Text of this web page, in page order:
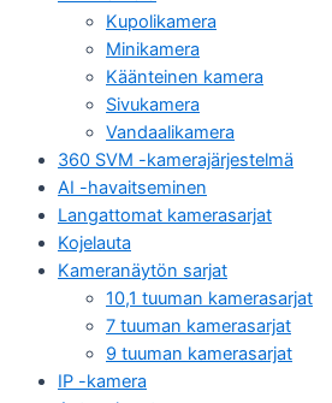
Kupolikamera
Minikamera
Käänteinen kamera
Sivukamera
Vandaalikamera
360 SVM -kamerajärjestelmä
AI -havaitseminen
Langattomat kamerasarjat
Kojelauta
Kameranäytön sarjat
10,1 tuuman kamerasarjat
7 tuuman kamerasarjat
9 tuuman kamerasarjat
IP -kamera